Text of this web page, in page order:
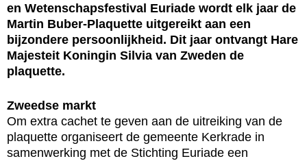
en Wetenschapsfestival Euriade wordt elk jaar de
Martin Buber-Plaquette uitgereikt aan een
bijzondere persoonlijkheid. Dit jaar ontvangt Hare
Majesteit Koningin Silvia van Zweden de
plaquette.
Zweedse markt
Om extra cachet te geven aan de uitreiking van de
plaquette organiseert de gemeente Kerkrade in
samenwerking met de Stichting Euriade een